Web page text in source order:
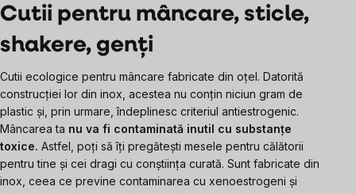
Cutii pentru mâncare, sticle,
shakere, genți
Cutii ecologice pentru mâncare fabricate din oțel. Datorită
construcției lor din inox, acestea nu conțin niciun gram de
plastic și, prin urmare, îndeplinesc criteriul antiestrogenic.
Mâncarea ta nu va fi contaminată inutil cu substanțe
toxice. Astfel, poți să îți pregătești mesele pentru călătorii
pentru tine și cei dragi cu conștiința curată. Sunt fabricate din
inox, ceea ce previne contaminarea cu xenoestrogeni și